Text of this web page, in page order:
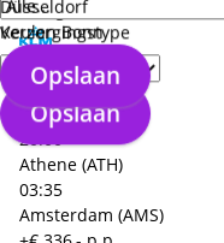
Verzorgingstype
Opslaan
Düsseldorf
Keulen Bonn
Opslaan
Terugreis
08 okt.
17:25
direct
20:00
Athene (ATH)
03:35
Amsterdam (AMS)